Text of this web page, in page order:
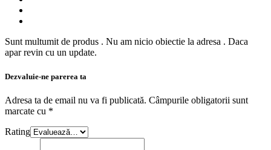
Sunt multumit de produs . Nu am nicio obiectie la adresa . Daca
apar revin cu un update.
Dezvaluie-ne parerea ta
Adresa ta de email nu va fi publicată. Câmpurile obligatorii sunt
marcate cu *
Rating